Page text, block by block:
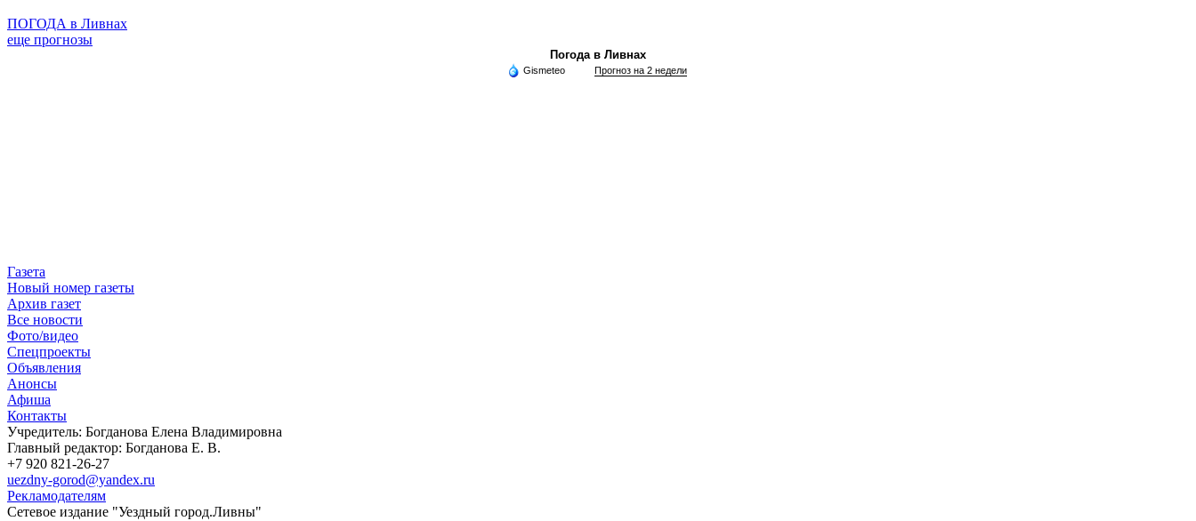
ПОГОДА в Ливнах
еще прогнозы
Погода в Ливнах
Gismeteo Прогноз на 2 недели
Газета
Новый номер газеты
Архив газет
Все новости
Фото/видео
Спецпроекты
Объявления
Анонсы
Афиша
Контакты
Учредитель: Богданова Елена Владимировна
Главный редактор: Богданова Е. В.
+7 920 821-26-27
uezdny-gorod@yandex.ru
Рекламодателям
Сетевое издание "Уездный город.Ливны"